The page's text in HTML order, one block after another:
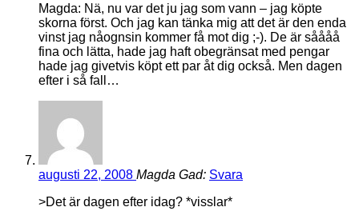
Magda: Nä, nu var det ju jag som vann – jag köpte
skorna först. Och jag kan tänka mig att det är den enda
vinst jag nåognsin kommer få mot dig ;-). De är såååå
fina och lätta, hade jag haft obegränsat med pengar
hade jag givetvis köpt ett par åt dig också. Men dagen
efter i så fall…
augusti 22, 2008 Magda Gad: Svara
>Det är dagen efter idag? *visslar*